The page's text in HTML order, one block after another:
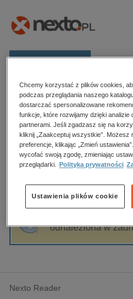
Kategorie
Zobacz wszystkie E-prasa
budownictwo,
biznesowe, branżowe,
dzienniki
edukacja
hobby, sport, rozrywka
komputery, internet,
polityka, społeczno-
Strona główna Maciej
Maciej Kuciel
Sortowanie
odnaleziona w
Nexto Reader
Chcemy korzystać z plików cookies,
podczas przeglądania naszego
dostarczać spersonalizowane
funkcje, które rozwijamy dzięki analizie
partnerami. Jeśli zgadzasz się na
kliknij „Zaakceptuj wszystkie”.
preferencje, klikając „Zmień
wycofać swoją zgodę, zmieniając
przeglądarki.
Polityka prywatności
Ustawienia plików cookie